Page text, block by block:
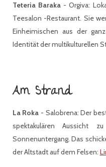
Teteria Baraka - Orgiva:
Teesalon -Restaurant. Sie
Einheimischen aus der
Identität der multikulturellen
Am Strand
La Roka - Salobrena: Der
spektakulären Aussicht
Sonnenuntergang. Das
der Altstadt auf dem Felsen: